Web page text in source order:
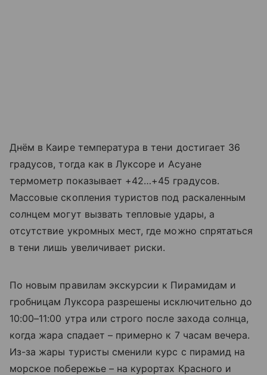
Днём в Каире температура в тени достигает 36
градусов, тогда как в Луксоре и Асуане
термометр показывает +42…+45 градусов.
Массовые скопления туристов под раскаленным
солнцем могут вызвать тепловые удары, а
отсутствие укромных мест, где можно спрятаться
в тени лишь увеличивает риски.
По новым правилам экскурсии к Пирамидам и
гробницам Луксора разрешены исключительно до
10:00–11:00 утра или строго после захода солнца,
когда жара спадает – примерно к 7 часам вечера.
Из-за жары туристы сменили курс с пирамид на
морское побережье – на курортах Красного и